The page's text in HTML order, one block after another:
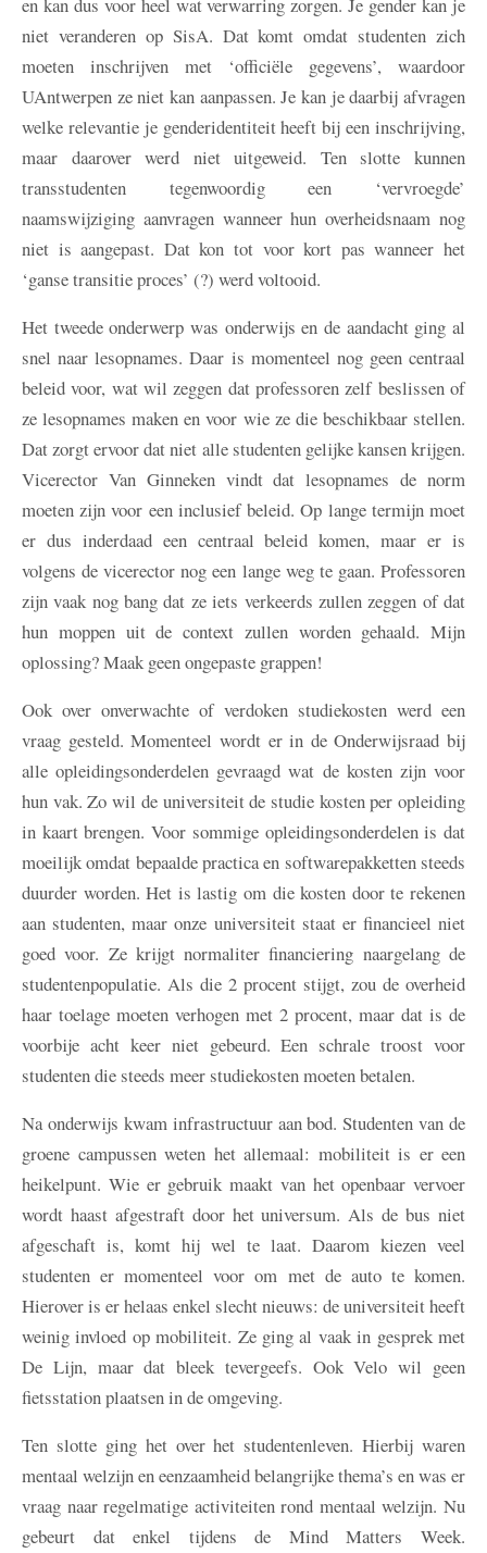
niet veranderen op SisA. Dat komt omdat studenten zich
moeten inschrijven met ‘officiële gegevens’, waardoor
UAntwerpen ze niet kan aanpassen. Je kan je daarbij afvragen
welke relevantie je genderidentiteit heeft bij een inschrijving,
maar daarover werd niet uitgeweid. Ten slotte kunnen
transstudenten tegenwoordig een ‘vervroegde’
naamswijziging aanvragen wanneer hun overheidsnaam nog
niet is aangepast. Dat kon tot voor kort pas wanneer het
‘ganse transitie proces’ (?) werd voltooid.
Het tweede onderwerp was onderwijs en de aandacht ging al
snel naar lesopnames. Daar is momenteel nog geen centraal
beleid voor, wat wil zeggen dat professoren zelf beslissen of
ze lesopnames maken en voor wie ze die beschikbaar stellen.
Dat zorgt ervoor dat niet alle studenten gelijke kansen krijgen.
Vicerector Van Ginneken vindt dat lesopnames de norm
moeten zijn voor een inclusief beleid. Op lange termijn moet
er dus inderdaad een centraal beleid komen, maar er is
volgens de vicerector nog een lange weg te gaan. Professoren
zijn vaak nog bang dat ze iets verkeerds zullen zeggen of dat
hun moppen uit de context zullen worden gehaald. Mijn
oplossing? Maak geen ongepaste grappen!
Ook over onverwachte of verdoken studiekosten werd een
vraag gesteld. Momenteel wordt er in de Onderwijsraad bij
alle opleidingsonderdelen gevraagd wat de kosten zijn voor
hun vak. Zo wil de universiteit de studie kosten per opleiding
in kaart brengen. Voor sommige opleidingsonderdelen is dat
moeilijk omdat bepaalde practica en softwarepakketten steeds
duurder worden. Het is lastig om die kosten door te rekenen
aan studenten, maar onze universiteit staat er financieel niet
goed voor. Ze krijgt normaliter financiering naargelang de
studentenpopulatie. Als die 2 procent stijgt, zou de overheid
haar toelage moeten verhogen met 2 procent, maar dat is de
voorbije acht keer niet gebeurd. Een schrale troost voor
studenten die steeds meer studiekosten moeten betalen.
Na onderwijs kwam infrastructuur aan bod. Studenten van de
groene campussen weten het allemaal: mobiliteit is er een
heikelpunt. Wie er gebruik maakt van het openbaar vervoer
wordt haast afgestraft door het universum. Als de bus niet
afgeschaft is, komt hij wel te laat. Daarom kiezen veel
studenten er momenteel voor om met de auto te komen.
Hierover is er helaas enkel slecht nieuws: de universiteit heeft
weinig invloed op mobiliteit. Ze ging al vaak in gesprek met
De Lijn, maar dat bleek tevergeefs. Ook Velo wil geen
fietsstation plaatsen in de omgeving.
Ten slotte ging het over het studentenleven. Hierbij waren
mentaal welzijn en eenzaamheid belangrijke thema’s en was er
vraag naar regelmatige activiteiten rond mentaal welzijn. Nu
gebeurt dat enkel tijdens de Mind Matters Week.